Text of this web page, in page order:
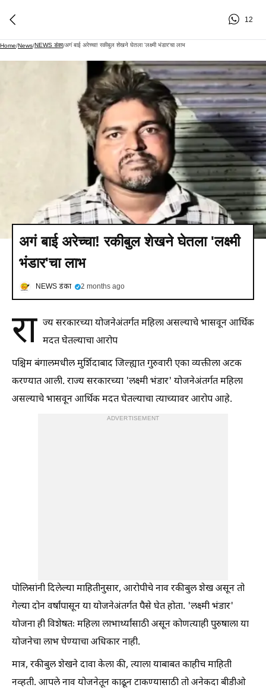
12
Home/News/NEWS डंका/अगं बाई अरेच्चा! रकीबुल शेखने घेतला 'लक्ष्मी भंडार'चा लाभ
अगं बाई अरेच्चा! रकीबुल शेखने घेतला 'लक्ष्मी
भंडार'चा लाभ
NEWS डंका 2 months ago
रा ज्य सरकारच्या योजनेअंतर्गत महिला असल्याचे भासवून आर्थिक
मदत घेतल्याचा आरोप
पश्चिम बंगालमधील मुर्शिदाबाद जिल्ह्यात गुरुवारी एका व्यक्तीला अटक
करण्यात आली. राज्य सरकारच्या 'लक्ष्मी भंडार' योजनेअंतर्गत महिला
असल्याचे भासवून आर्थिक मदत घेतल्याचा त्याच्यावर आरोप आहे.
ADVERTISEMENT
पोलिसांनी दिलेल्या माहितीनुसार, आरोपीचे नाव रकीबुल शेख असून तो
गेल्या दोन वर्षांपासून या योजनेअंतर्गत पैसे घेत होता. 'लक्ष्मी भंडार'
योजना ही विशेषतः महिला लाभार्थ्यांसाठी असून कोणत्याही पुरुषाला या
योजनेचा लाभ घेण्याचा अधिकार नाही.
मात्र, रकीबुल शेखने दावा केला की, त्याला याबाबत काहीच माहिती
नव्हती. आपले नाव योजनेतून काढून टाकण्यासाठी तो अनेकदा बीडीओ